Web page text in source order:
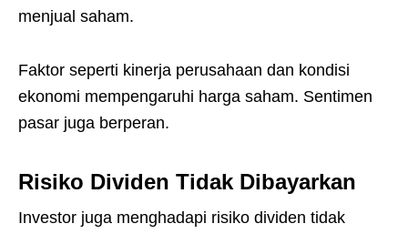
menjual saham.
Faktor seperti kinerja perusahaan dan kondisi
ekonomi mempengaruhi harga saham. Sentimen
pasar juga berperan.
Risiko Dividen Tidak Dibayarkan
Investor juga menghadapi risiko dividen tidak